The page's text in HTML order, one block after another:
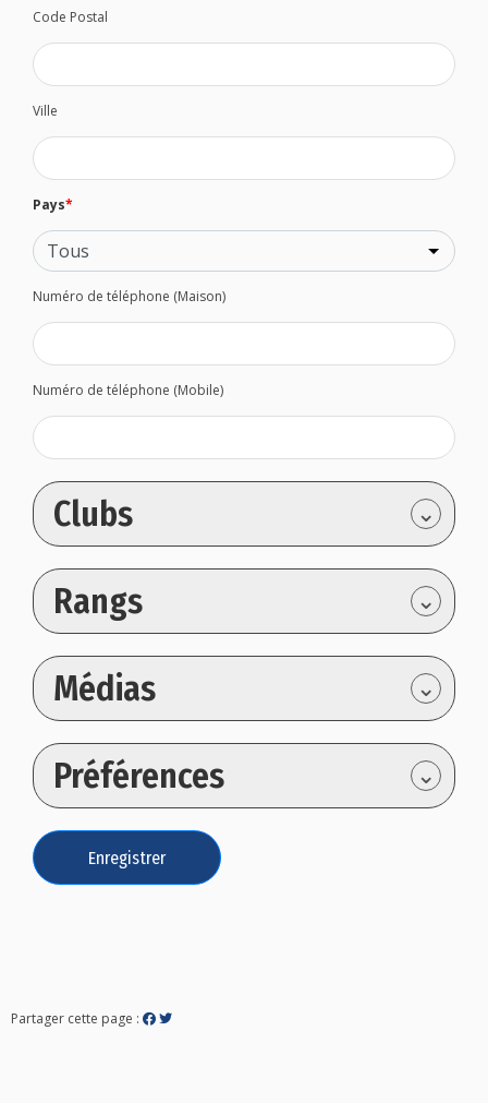
Code Postal
Ville
Pays*
Numéro de téléphone (Maison)
Numéro de téléphone (Mobile)
Clubs ⌄
Rangs ⌄
Médias ⌄
Préférences ⌄
Enregistrer
Partager cette page :